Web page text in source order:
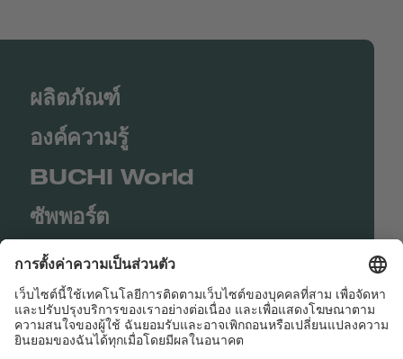
ผลิตภัณฑ์
องค์ความรู้
BUCHI World
ซัพพอร์ต
Shop
Contact us